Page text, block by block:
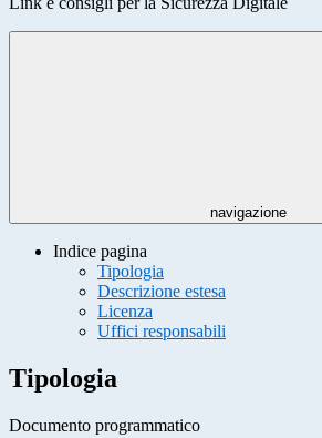
navigazione
Indice pagina
Tipologia
Descrizione estesa
Licenza
Uffici responsabili
Tipologia
Documento programmatico